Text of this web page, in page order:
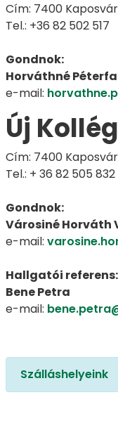
Cím: 7400
Tel.: +36 82 502 517
Gondnok:
Horváthné
e-mail:
Új
Cím: 7400
Tel.: + 36 82 505 832
Gondnok:
Városiné Horváth
e-mail:
Hallgatói referens:
Bene Petra
e-mail:
Szálláshelyeink